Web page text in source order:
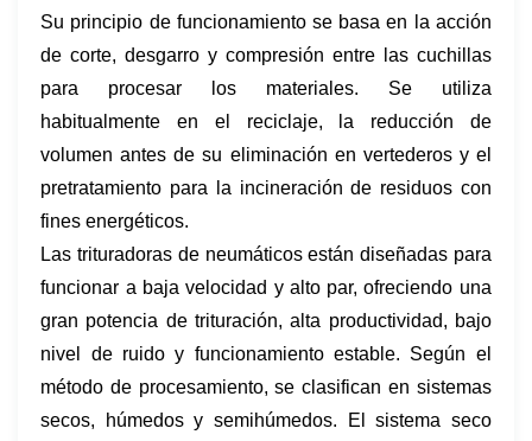
Su principio de funcionamiento se basa en la acción
de corte, desgarro y compresión entre las cuchillas
para procesar los materiales. Se utiliza
habitualmente en el reciclaje, la reducción de
volumen antes de su eliminación en vertederos y el
pretratamiento para la incineración de residuos con
fines energéticos.
Las trituradoras de neumáticos están diseñadas para
funcionar a baja velocidad y alto par, ofreciendo una
gran potencia de trituración, alta productividad, bajo
nivel de ruido y funcionamiento estable. Según el
método de procesamiento, se clasifican en sistemas
secos, húmedos y semihúmedos. El sistema seco